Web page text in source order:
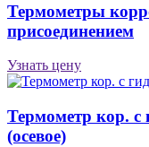
Термометры
присоединением
Узнать цену
Термометр кор. с
(осевое)